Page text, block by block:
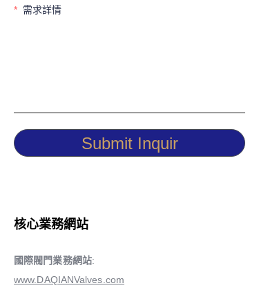
需求詳情
Submit Inquir
核心業務網站
國際閥門業務網站:
www.DAQIANValves.com